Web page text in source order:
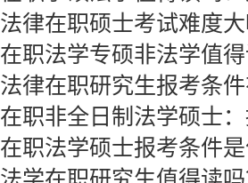
法律在职硕士考试难度
在职法学专硕非法学值
法律在职研究生报考条
在职非全日制法学硕士：
在职法学硕士报考条件